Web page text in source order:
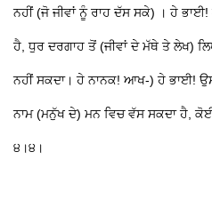
ਨਹੀਂ (ਜੋ ਜੀਵਾਂ ਨੂੰ ਰਾਹ ਦੱਸ ਸਕੇ) । ਹੇ
ਹੈ, ਧੁਰ ਦਰਗਾਹ ਤੋਂ (ਜੀਵਾਂ ਦੇ ਮੱਥੇ ਤੇ ਲੇਖ)
ਨਹੀਂ ਸਕਦਾ। ਹੇ ਨਾਨਕ! ਆਖ-) ਹੇ ਭਾਈ!
ਨਾਮ (ਮਨੁੱਖ ਦੇ) ਮਨ ਵਿਚ ਵੱਸ ਸਕਦਾ ਹੈ,
੪।੪।